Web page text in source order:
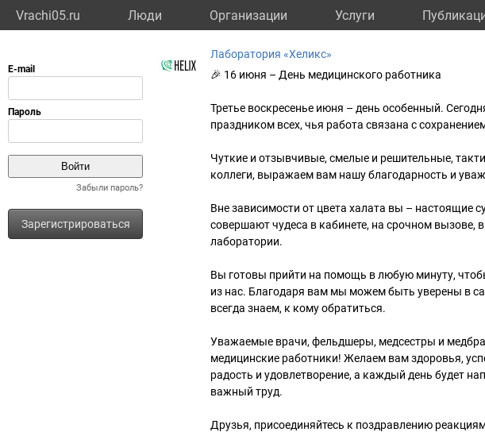
Vrachi05.ru Люди Организации Услуги
Забыли пароль?
Зарегистрироваться
Лаборатория «Хеликс»
🎉 16 июня – День медицинского работника
Третье воскресенье июня – день особенный.
праздником всех, чья работа связана с
Чуткие и отзывчивые, смелые и решительные,
коллеги, выражаем вам нашу благодарность и
Вне зависимости от цвета халата вы – настоящие
совершают чудеса в кабинете, на срочном вызове,
лаборатории.
Вы готовы прийти на помощь в любую минуту,
из нас. Благодаря вам мы можем быть уверены в
всегда знаем, к кому обратиться.
Уважаемые врачи, фельдшеры, медсестры и
медицинские работники! Желаем вам здоровья,
радость и удовлетворение, а каждый день будет
важный труд.
Друзья, присоединяйтесь к поздравлению